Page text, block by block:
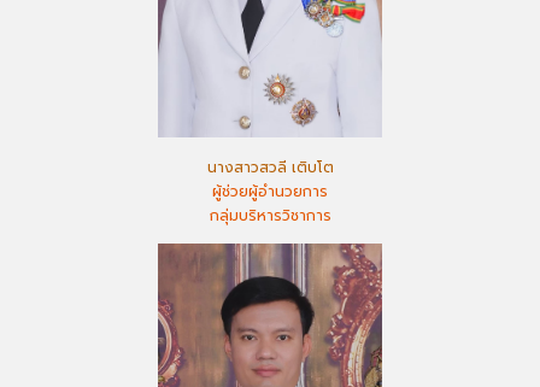
นางสาวสวลี เติบโต
ผู้ช่วยผู้อำนวยการ
กลุ่มบริหารวิชาการ